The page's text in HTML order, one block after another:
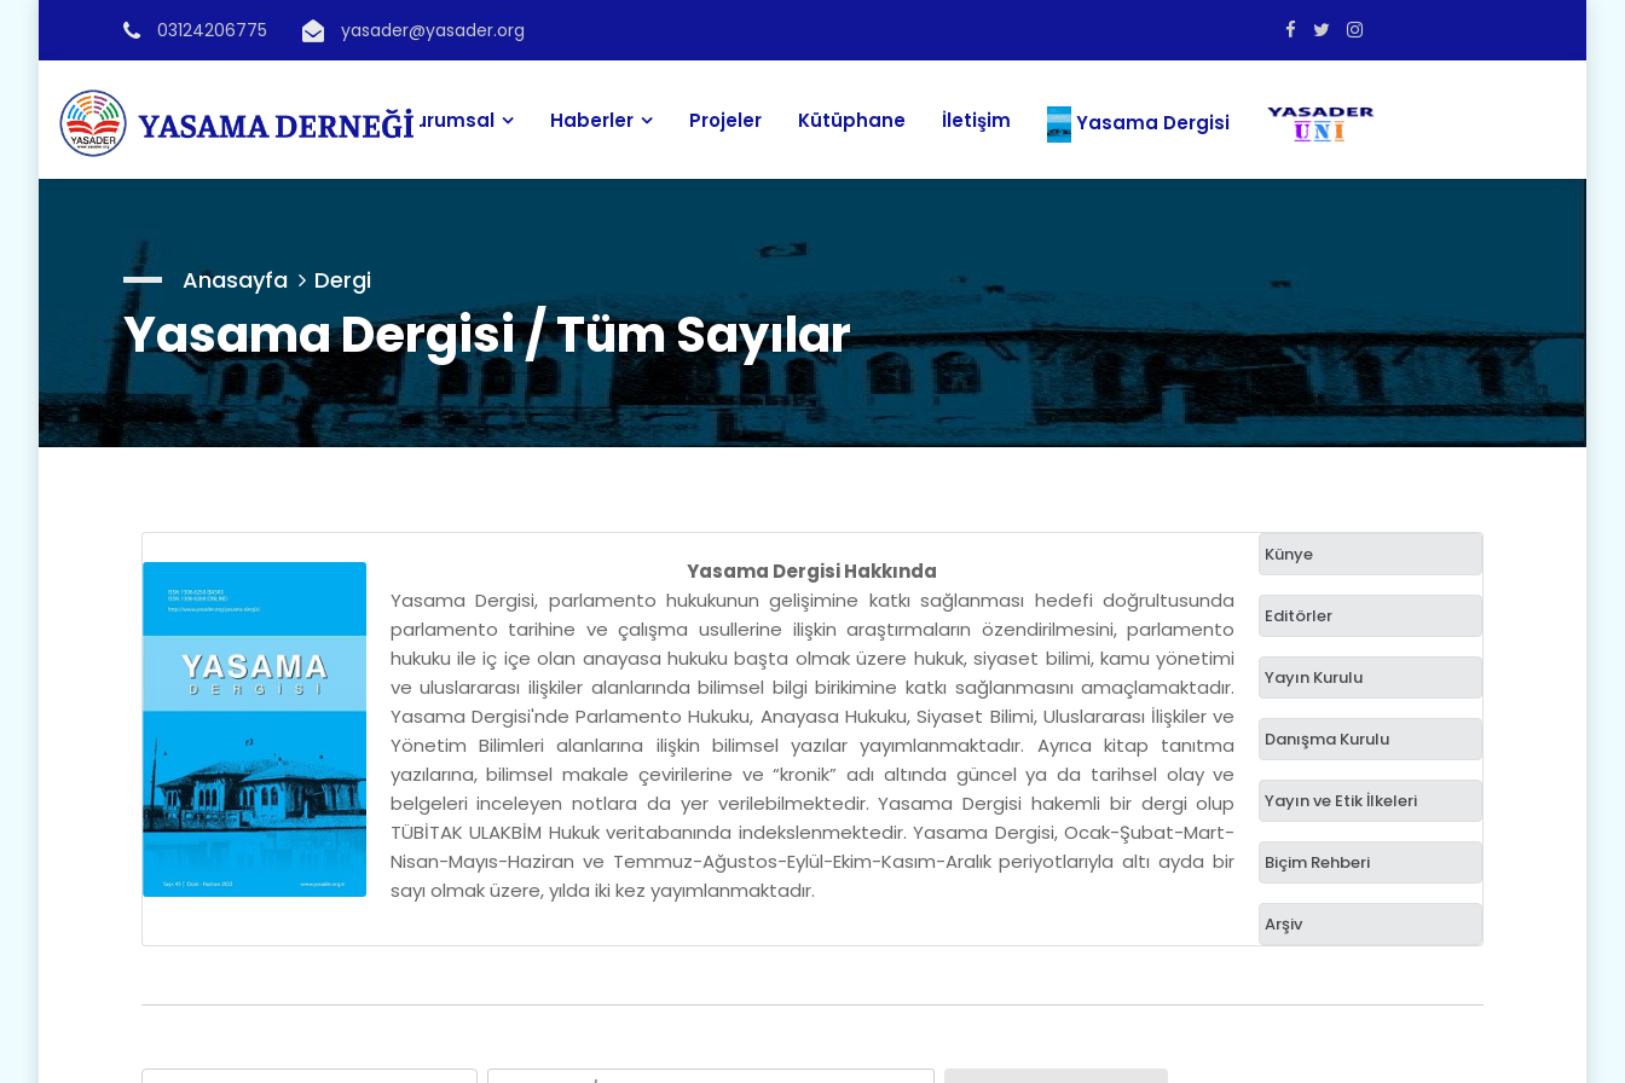
03124206775 yasader@yasader.org
Kurumsal Haberler Projeler Kütüphane İletişim Yasama Dergisi
Anasayfa Dergi
Yasama Dergisi / Tüm Sayılar
Yasama Dergisi Hakkında
Yasama Dergisi, parlamento hukukunun gelişimine katkı sağlanması hedefi doğrultusunda
parlamento tarihine ve çalışma usullerine ilişkin araştırmaların özendirilmesini, parlamento
hukuku ile iç içe olan anayasa hukuku başta olmak üzere hukuk, siyaset bilimi, kamu yönetimi
ve uluslararası ilişkiler alanlarında bilimsel bilgi birikimine katkı sağlanmasını amaçlamaktadır.
Yasama Dergisi'nde Parlamento Hukuku, Anayasa Hukuku, Siyaset Bilimi, Uluslararası İlişkiler ve
Yönetim Bilimleri alanlarına ilişkin bilimsel yazılar yayımlanmaktadır. Ayrıca kitap tanıtma
yazılarına, bilimsel makale çevirilerine ve “kronik” adı altında güncel ya da tarihsel olay ve
belgeleri inceleyen notlara da yer verilebilmektedir. Yasama Dergisi hakemli bir dergi olup
TÜBİTAK ULAKBİM Hukuk veritabanında indekslenmektedir. Yasama Dergisi, Ocak-Şubat-Mart-
Nisan-Mayıs-Haziran ve Temmuz-Ağustos-Eylül-Ekim-Kasım-Aralık periyotlarıyla altı ayda bir
sayı olmak üzere, yılda iki kez yayımlanmaktadır.
Künye
Editörler
Yayın Kurulu
Danışma Kurulu
Yayın ve Etik İlkeleri
Biçim Rehberi
Arşiv